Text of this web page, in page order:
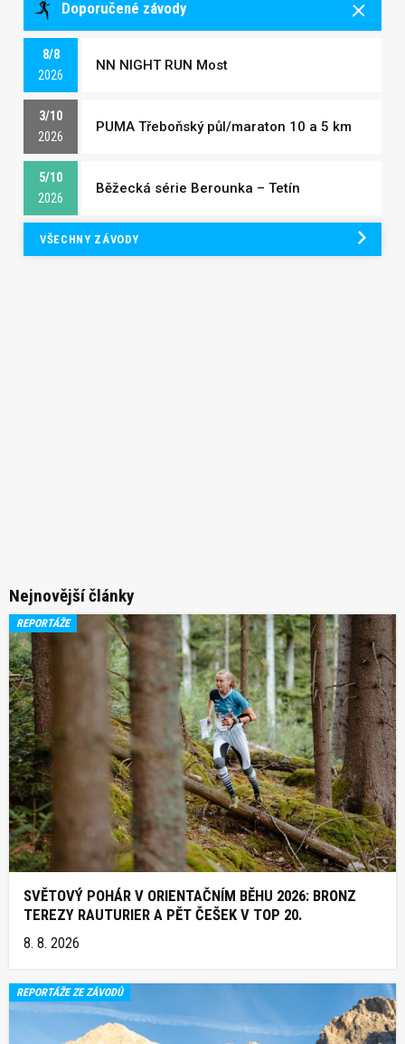
Doporučené závody
8/8
2026
NN NIGHT RUN Most
3/10
2026
PUMA Třeboňský půl/maraton 10 a 5 km
5/10
2026
Běžecká série Berounka – Tetín
VŠECHNY ZÁVODY
Nejnovější články
REPORTÁŽE
SVĚTOVÝ POHÁR V ORIENTAČNÍM BĚHU 2026: BRONZ
TEREZY RAUTURIER A PĚT ČEŠEK V TOP 20.
8. 8. 2026
REPORTÁŽE ZE ZÁVODŮ